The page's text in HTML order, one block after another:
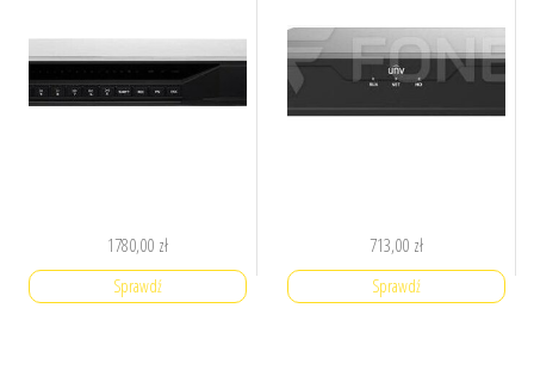
1780,00 zł
Sprawdź
713,00 zł
Sprawdź